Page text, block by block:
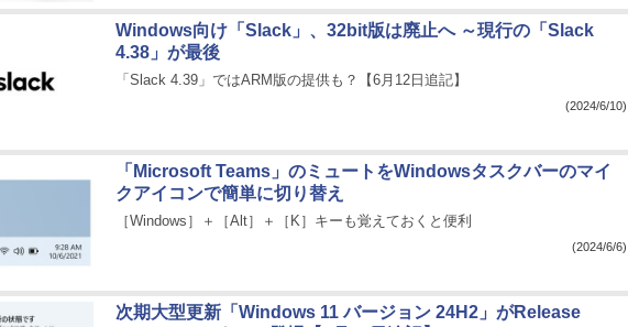
Windows向け「Slack」、32bit版は廃止へ ～現行の「Slack
4.38」が最後
「Slack 4.39」ではARM版の提供も？【6月12日追記】
(2024/6/10)
「Microsoft Teams」のミュートをWindowsタスクバーのマイ
クアイコンで簡単に切り替え
［Windows］＋［Alt］＋［K］キーも覚えておくと便利
(2024/6/6)
次期大型更新「Windows 11 バージョン 24H2」がRelease